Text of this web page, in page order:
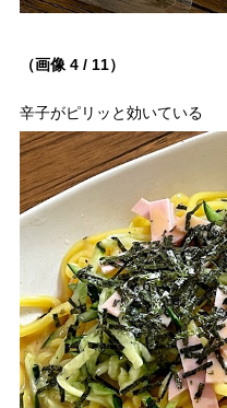
（画像 4 / 11）
辛子がピリッと効いている